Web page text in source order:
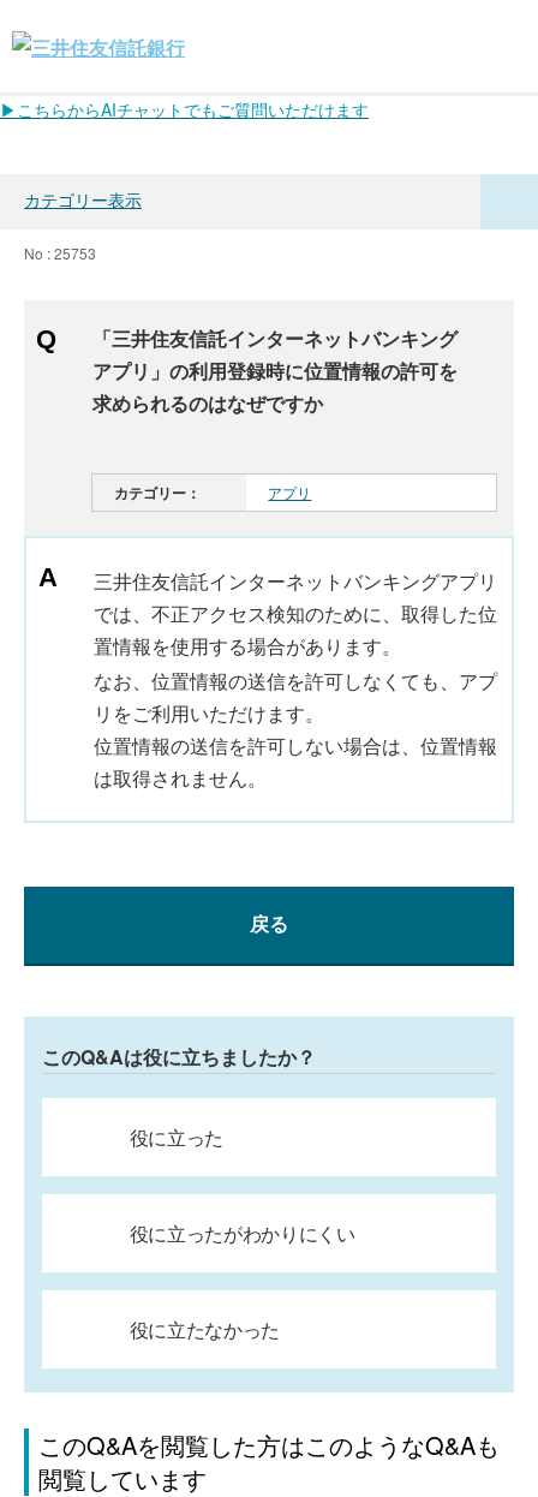
▶こちらからAIチャットでもご質問いただけます
カテゴリー表示
No : 25753
「三井住友信託インターネットバンキング
アプリ」の利用登録時に位置情報の許可を
求められるのはなぜですか
カテゴリー： アプリ
三井住友信託インターネットバンキングアプリ
では、不正アクセス検知のために、取得した位
置情報を使用する場合があります。
なお、位置情報の送信を許可しなくても、アプ
リをご利用いただけます。
位置情報の送信を許可しない場合は、位置情報
は取得されません。
戻る
このQ&Aは役に立ちましたか？
役に立った
役に立ったがわかりにくい
役に立たなかった
このQ&Aを閲覧した方はこのようなQ&Aも
閲覧しています